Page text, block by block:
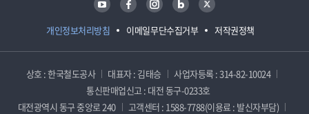
개인정보처리방침 이메일무단수집거부 저작권정책
상호 : 한국철도공사 대표자 : 김태승
사업자등록 : 314-82-10024
통신판매업신고 : 대전 동구-0233호
대전광역시 동구 중앙로 240
고객센터 : 1588-7788(이용료 : 발신자부담)